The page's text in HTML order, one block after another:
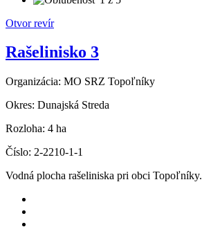
Otvor revír
Rašelinisko 3
Organizácia: MO SRZ Topoľníky
Okres: Dunajská Streda
Rozloha: 4 ha
Číslo: 2-2210-1-1
Vodná plocha rašeliniska pri obci Topoľníky.